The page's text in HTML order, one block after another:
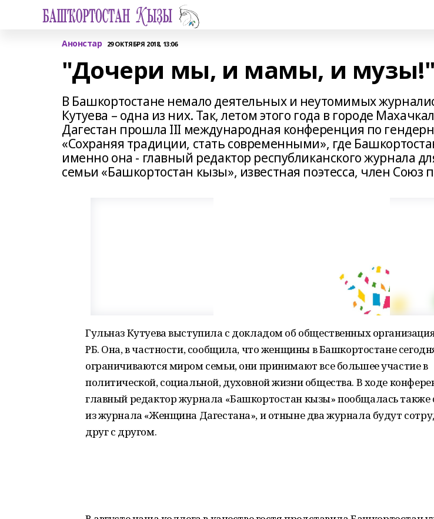
Анонстар 29 ОКТЯБРЯ 2018, 13:06
"Дочери мы, и мамы, и музы!"
В Башкортостане немало деятельных и неутомимых
Кутуева – одна из них. Так, летом этого года в городе
Дагестан прошла III международная конференция по
«Сохраняя традиции, стать современными», где
именно она - главный редактор республиканского журнала
семьи «Башкортостан кызы», известная поэтесса, член Союз
Гульназ Кутуева выступила с докладом об общественных
РБ. Она, в частности, сообщила, что женщины в Башкортостане
ограничиваются миром семьи, они принимают все большее участие в
политической, социальной, духовной жизни общества. В ходе
главный редактор журнала «Башкортостан кызы» пообщалась также
из журнала «Женщина Дагестана», и отныне два журнала будут
друг с другом.